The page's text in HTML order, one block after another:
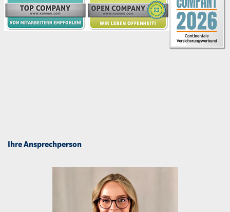
Ihre Ansprechperson